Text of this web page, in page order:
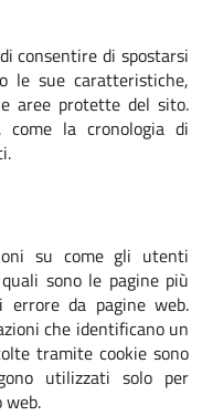
consentire di spostarsi
sue caratteristiche,
aree protette del sito.
come la cronologia di
su come gli utenti
sono le pagine più
errore da pagine web.
che identificano un
tramite cookie sono
utilizzati solo per